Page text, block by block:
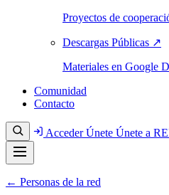
Proyectos de
Descargas Públicas ↗
Materiales en Google
Comunidad
Contacto
AccederÚnete Únete a
← Personas de la red